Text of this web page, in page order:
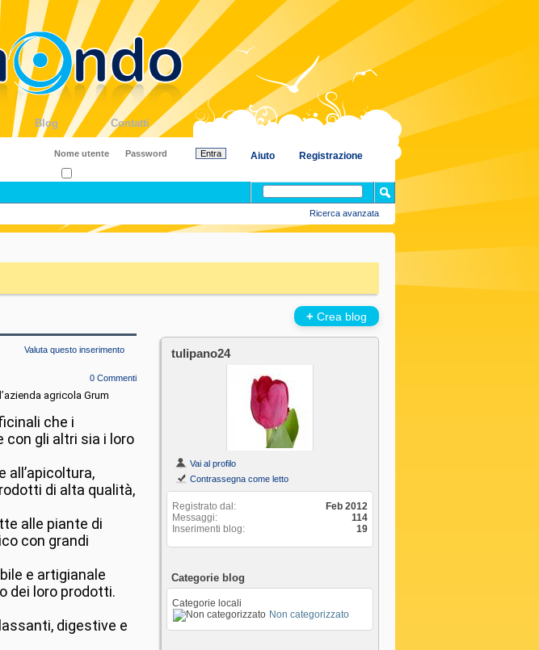
Blog Contatti
Registrazione
Aiuto
Ricerca avanzata
Valuta questo inserimento
0 Commenti
agricola Grum
che i
con gli altri sia i loro
all’apicoltura,
di alta qualità,
alle piante di
con grandi
e artigianale
dei loro prodotti.
digestive e
+ Crea blog
tulipano24
Vai al profilo
Contrassegna come letto
Registrato dal
Feb 2012
Messaggi
114
Inserimenti blog
19
Categorie blog
Categorie locali
Non categorizzato